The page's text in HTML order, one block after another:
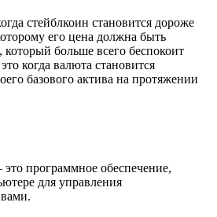
стейблкоин становится дороже
его цена должна быть
который больше всего беспокоит
когда валюта становится
базового актива на протяжении
программное обеспечение,
для управления